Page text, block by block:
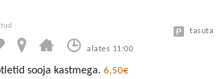
alates 11:00
tasuta
sooja kastmega. 6,50€